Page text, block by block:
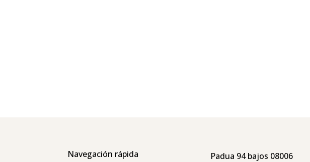
Navegación rápida
Padua 94 bajos 08006